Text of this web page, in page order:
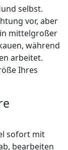
selbst.
vor, aber
mittelgroßer
während
arbeitet.
Ihres
sofort mit
bearbeiten